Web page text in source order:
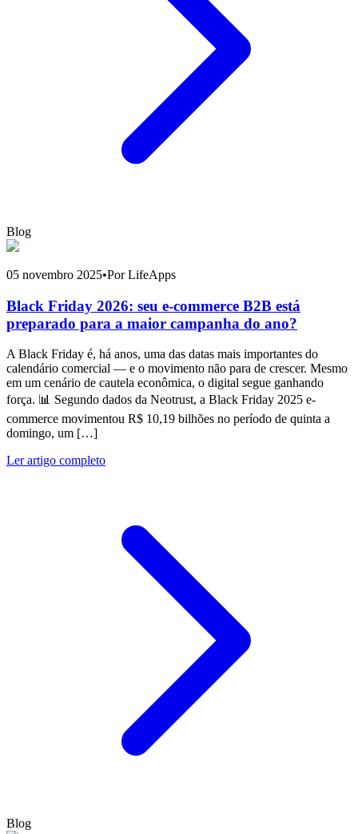
Blog
05 novembro 2025•Por LifeApps
Black Friday 2026: seu e-commerce B2B está
preparado para a maior campanha do ano?
A Black Friday é, há anos, uma das datas mais importantes do
calendário comercial — e o movimento não para de crescer. Mesmo
em um cenário de cautela econômica, o digital segue ganhando
força. 📊 Segundo dados da Neotrust, a Black Friday 2025 e-
commerce movimentou R$ 10,19 bilhões no período de quinta a
domingo, um […]
Ler artigo completo
Blog